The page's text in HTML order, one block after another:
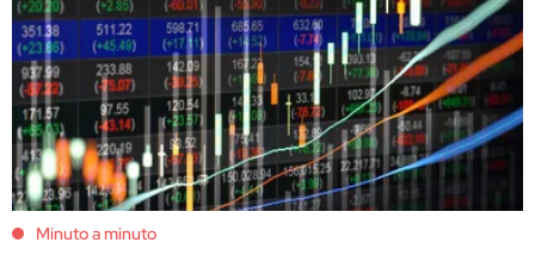
Minuto a minuto